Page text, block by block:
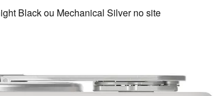
Black ou Mechanical Silver no site